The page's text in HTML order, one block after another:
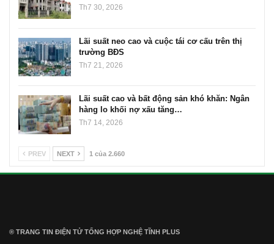
Th7 30, 2026
Lãi suất neo cao và cuộc tái cơ cấu trên thị
trường BĐS
Th7 21, 2026
Lãi suất cao và bất động sản khó khăn: Ngân
hàng lo khối nợ xấu tăng…
Th7 14, 2026
PREV NEXT 1 của 2.660
® TRANG TIN ĐIỆN TỬ ТỔNG HỢP NGHỆ TĨNH PLUS